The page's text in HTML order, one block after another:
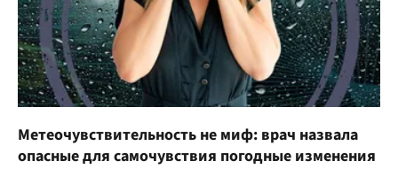
Метеочувствительность не миф: врач назвала
опасные для самочувствия погодные изменения